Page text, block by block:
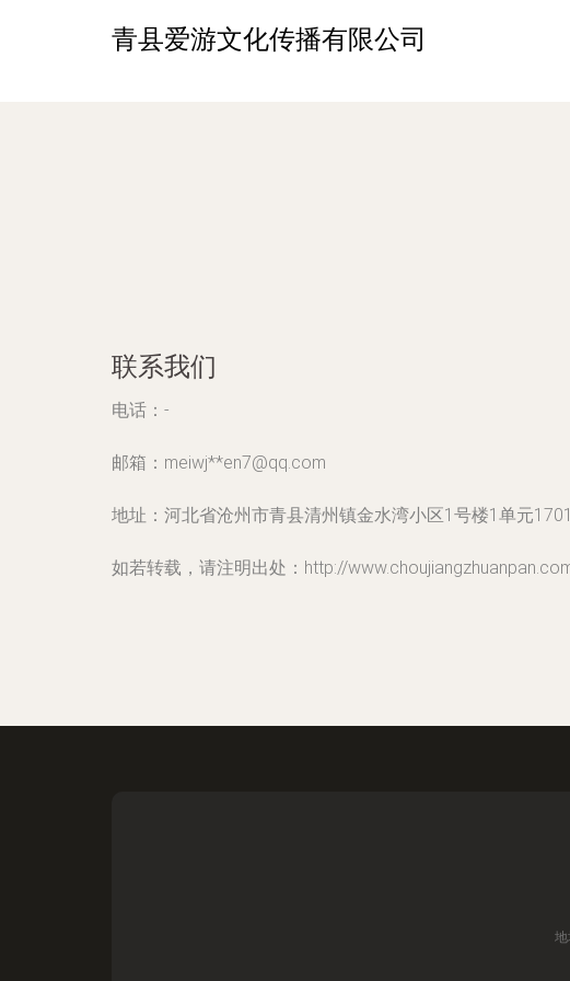
青县爱游文化传播有限公司
联系我们
电话：-
邮箱：meiwj**en7@qq.com
地址：河北省沧州市青县清州镇金水湾小区1号楼1单元
如若转载，请注明出处：http://